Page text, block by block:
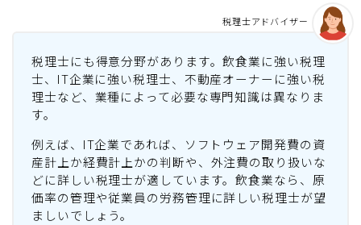
税理士にも得意分野があります。飲食業に強い税理
士、IT企業に強い税理士、不動産オーナーに強い税
理士など、業種によって必要な専門知識は異なりま
す。
例えば、IT企業であれば、ソフトウェア開発費の資
産計上か経費計上かの判断や、外注費の取り扱いな
どに詳しい税理士が適しています。飲食業なら、原
価率の管理や従業員の労務管理に詳しい税理士が望
ましいでしょう。
税理士アドバイザー